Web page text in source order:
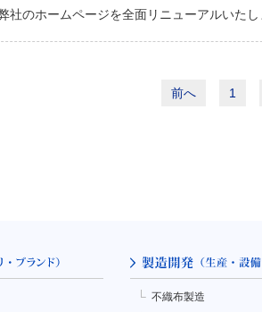
社のホームページを全面リニューアルいた
前へ 1
不織布製造